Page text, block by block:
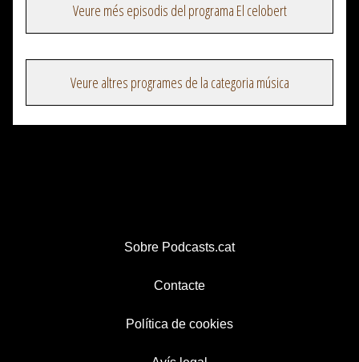
Veure més episodis del programa El celobert
Veure altres programes de la categoria música
Sobre Podcasts.cat
Contacte
Política de cookies